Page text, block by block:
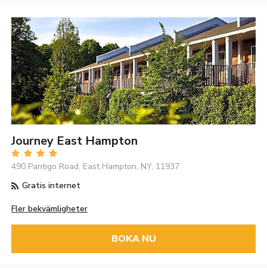
Journey East Hampton
490 Pantigo Road, East Hampton, NY, 11937
Gratis internet
Fler bekvämligheter
BOKA NU